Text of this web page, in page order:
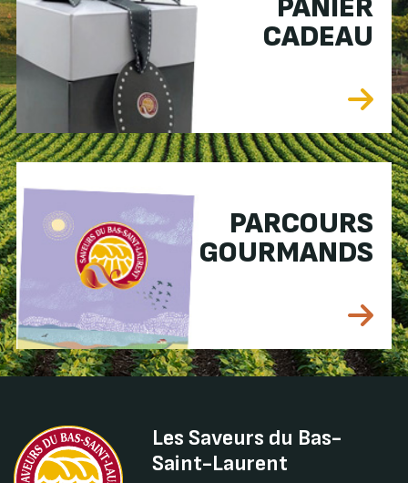
PANIER
CADEAU
PARCOURS
GOURMANDS
Les Saveurs du Bas-
Saint-Laurent